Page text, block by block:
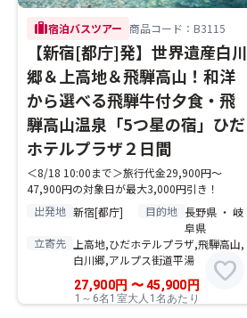
trip宿泊バスツアー 商品コード：B3115
【新宿[都庁]発】世界遺産白川
郷＆上高地＆飛騨高山！和洋
から選べる飛騨牛付夕食・飛
騨高山温泉「5つ星の宿」ひだ
ホテルプラザ２日間
＜8/18 10:00まで＞旅行代金29,900円～
47,900円の対象日が最大3,000円引き！
出発地 新宿[都庁] 目的地 長野県 ・ 岐
阜県
立寄先
上高地,ひだホテルプラザ,飛騨高山,
白川郷,アルプス街道平湯
27,900円 〜45,900 円
1～6名1室大人1名あたり
favorite